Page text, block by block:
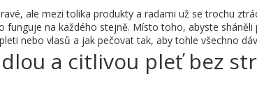
ale mezi tolika produkty a radami už se trochu
funguje na každého stejně. Místo toho, abyste
nebo vlasů a jak pečovat tak, aby tohle všechno
a citlivou pleť bez